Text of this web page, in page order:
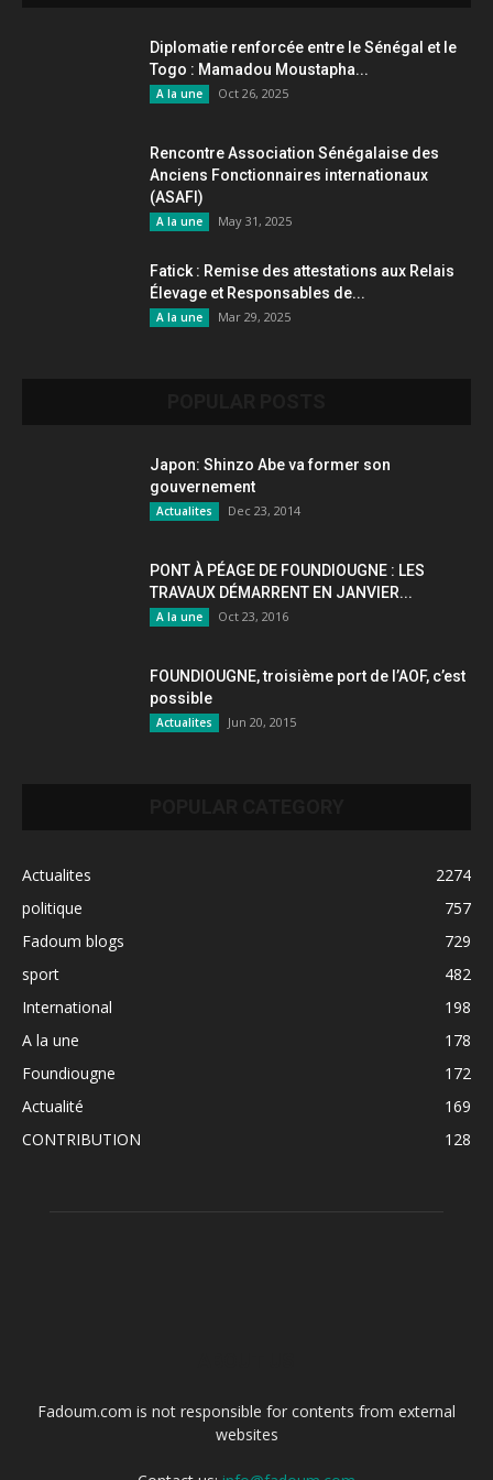
Diplomatie renforcée entre le Sénégal et le
Togo : Mamadou Moustapha...
A la une Oct 26, 2025
Rencontre Association Sénégalaise des
Anciens Fonctionnaires internationaux
(ASAFI)
A la une May 31, 2025
Fatick : Remise des attestations aux Relais
Élevage et Responsables de...
A la une Mar 29, 2025
Japon: Shinzo Abe va former son
gouvernement
Actualites Dec 23, 2014
PONT À PÉAGE DE FOUNDIOUGNE : LES
TRAVAUX DÉMARRENT EN JANVIER...
A la une Oct 23, 2016
FOUNDIOUGNE, troisième port de l’AOF, c’est
possible
Actualites Jun 20, 2015
Actualites
2274
politique
757
Fadoum blogs
729
sport
482
International
198
A la une
178
Foundiougne
172
Actualité
169
CONTRIBUTION
128
Fadoum.com is not responsible for contents from external
websites